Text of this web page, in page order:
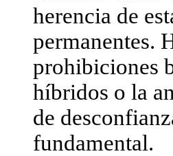
herencia de
permanentes.
prohibiciones
híbridos o la
de
fundamental.